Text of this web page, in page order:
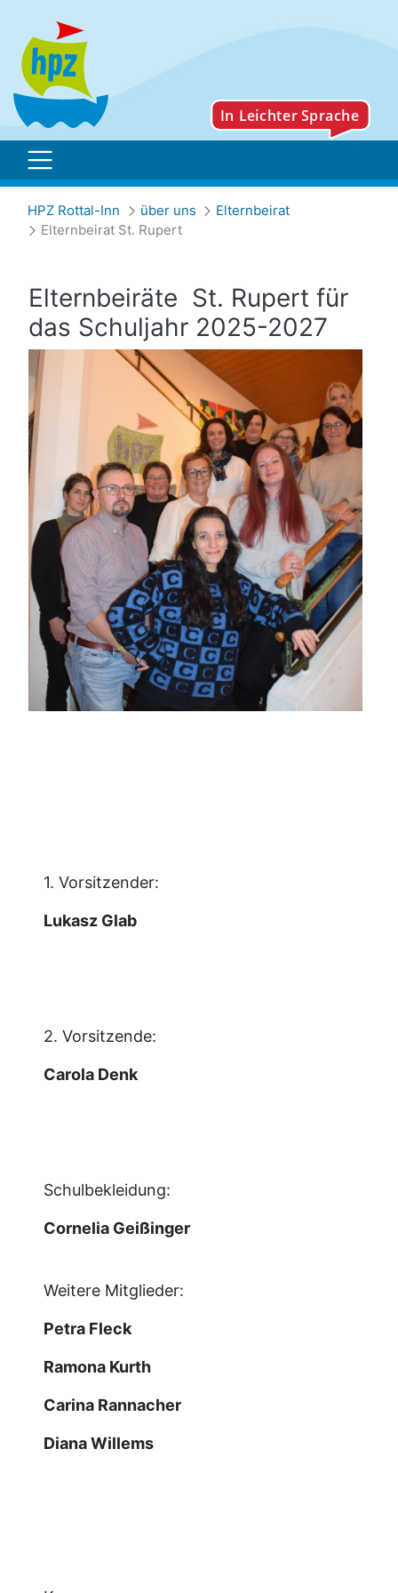
Elternbeirat St. Rupert
HPZ Rottal-Inn über uns
Elternbeirat
Elternbeirat St. Rupert
Elternbeiräte St. Rupert für
das Schuljahr 2025-2027
1. Vorsitzender:
Lukasz Glab
2. Vorsitzende:
Carola Denk
Schulbekleidung:
Cornelia Geißinger
Weitere Mitglieder:
Petra Fleck
Ramona Kurth
Carina Rannacher
Diana Willems